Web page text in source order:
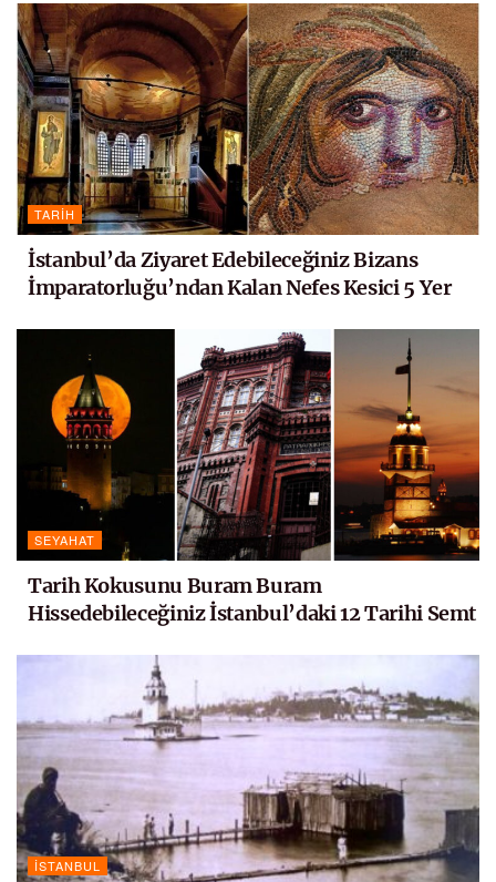
TARIH
İstanbul’da Ziyaret Edebileceğiniz Bizans
İmparatorluğu’ndan Kalan Nefes Kesici 5 Yer
SEYAHAT
Tarih Kokusunu Buram Buram
Hissedebileceğiniz İstanbul’daki 12 Tarihi Semt
İSTANBUL